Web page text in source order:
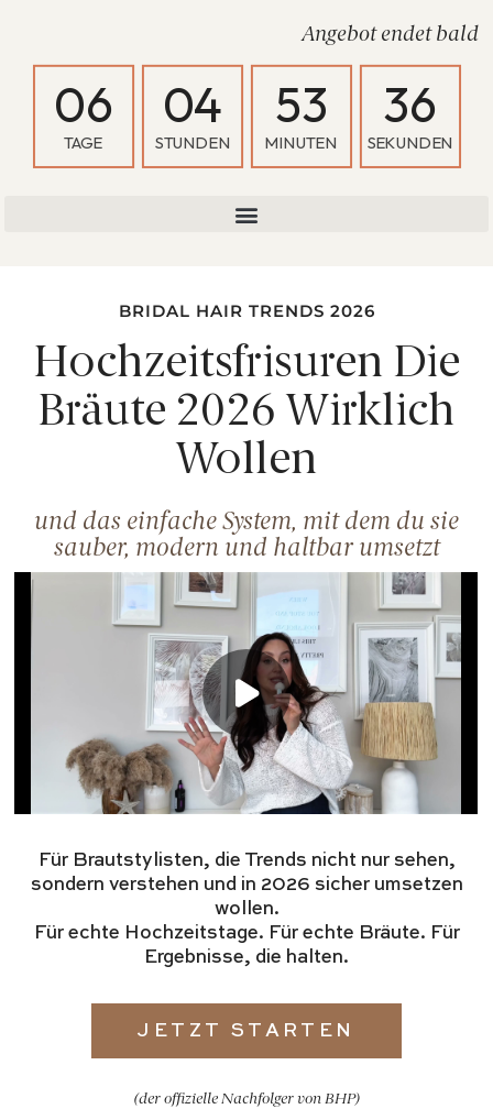
Angebot endet bald
06
TAGE
04
STUNDEN
53
MINUTEN
35
SEKUNDEN
BRIDAL HAIR TRENDS 2026
Hochzeitsfrisuren Die
Bräute 2026 Wirklich
Wollen
und das einfache System, mit dem du sie
sauber, modern und haltbar umsetzt
Für Brautstylisten, die Trends nicht nur sehen,
sondern verstehen und in 2026 sicher umsetzen
wollen.
Für echte Hochzeitstage. Für echte Bräute. Für
Ergebnisse, die halten.
JETZT STARTEN
(der offizielle Nachfolger von BHP)